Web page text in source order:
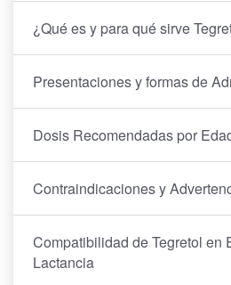
¿Qué es y para qué sirve
Presentaciones y formas de
Dosis Recomendadas por
Contraindicaciones y
Compatibilidad de Tegretol en
Lactancia